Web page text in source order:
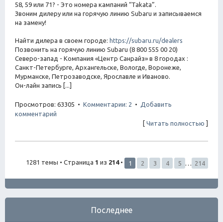
58, 59 или 71? - Это номера кампаний “Takata”.
Звоним дилеру или на горячую линию Subaru и записываемся
на замену!
Найти дилера в своем городе: https://subaru.ru/dealers
Позвонить на горячую линию Subaru (8 800 555 00 20)
Северо-запад - Компания «Центр Санрайз» в 8 городах :
Санкт-Петербурге, Архангельске, Вологде, Воронеже,
Мурманске, Петрозаводске, Ярославле и Иваново.
Он-лайн запись [...]
Просмотров: 63305 • Комментарии: 2 •
Добавить
комментарий
[ Читать полностью ]
1281 темы • Страница 1 из 214• 1 2 3 4 5 214
Последнее